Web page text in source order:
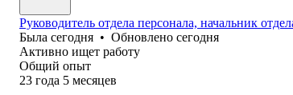
Руководитель отдела персонала, начальник
Была сегодня • Обновлено сегодня
Активно ищет работу
Общий опыт
23 года 5 месяцев